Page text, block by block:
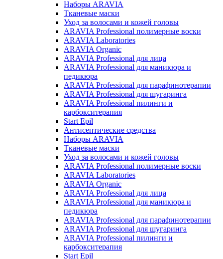
Наборы ARAVIA
Тканевые маски
Уход за волосами и кожей головы
ARAVIA Professional полимерные воски
ARAVIA Laboratories
ARAVIA Organic
ARAVIA Professional для лица
ARAVIA Professional для маникюра и
педикюра
ARAVIA Professional для парафинотерапии
ARAVIA Professional для шугаринга
ARAVIA Professional пилинги и
карбокситерапия
Start Epil
Антисептические средства
Наборы ARAVIA
Тканевые маски
Уход за волосами и кожей головы
ARAVIA Professional полимерные воски
ARAVIA Laboratories
ARAVIA Organic
ARAVIA Professional для лица
ARAVIA Professional для маникюра и
педикюра
ARAVIA Professional для парафинотерапии
ARAVIA Professional для шугаринга
ARAVIA Professional пилинги и
карбокситерапия
Start Epil